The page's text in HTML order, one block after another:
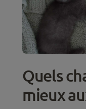
Quels
mieux